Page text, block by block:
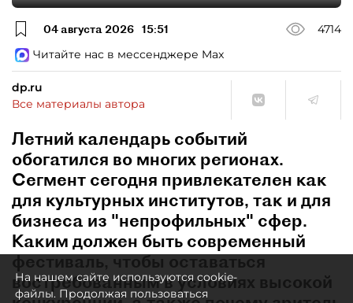
04 августа 2026 15:51
4714
Читайте нас в мессенджере Max
dp.ru
Все материалы автора
Летний календарь событий
обогатился во многих регионах.
Сегмент сегодня привлекателен как
для культурных институтов, так и для
бизнеса из "непрофильных" сфер.
Каким должен быть современный
фестиваль, чтобы оставаться
востребованным в условиях высокой
На нашем сайте используются cookie-
файлы. Продолжая пользоваться